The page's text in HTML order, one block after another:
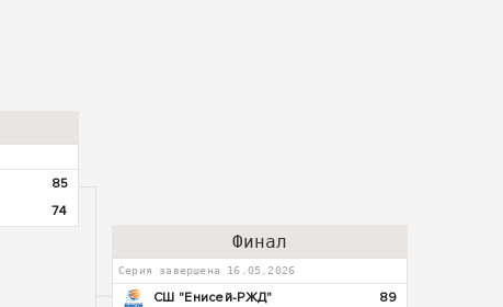
85
74
Финал
Серия завершена 16.05.2026
СШ "Енисей-РЖД"
89